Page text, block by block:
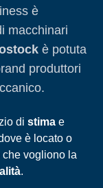
è
macchinari
è potuta
produttori
di stima e
è locato o
che vogliono la
.